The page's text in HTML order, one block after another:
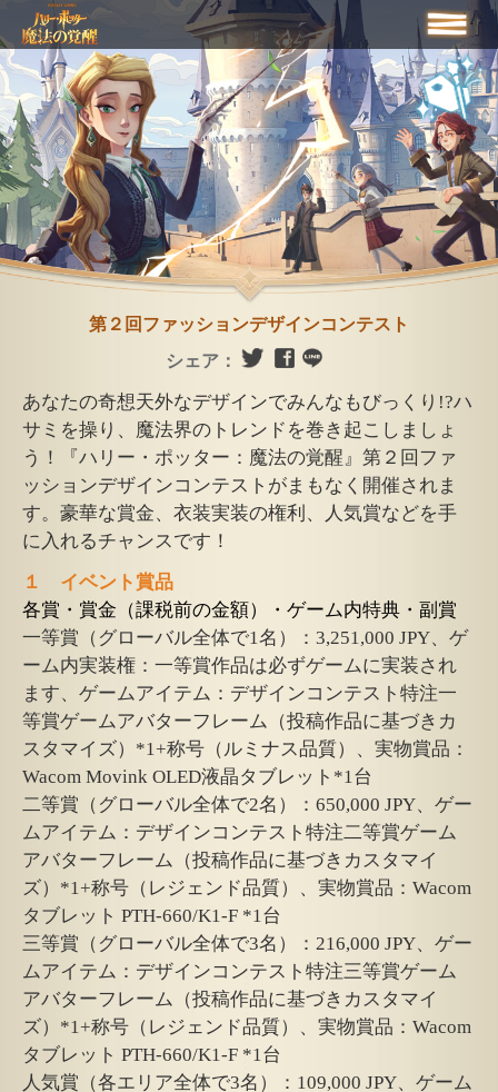
第２回ファッションデザインコンテスト
シェア：
あなたの奇想天外なデザインでみんなもびっくり!?ハ
サミを操り、魔法界のトレンドを巻き起こしましょ
う！『ハリー・ポッター：魔法の覚醒』第２回ファ
ッションデザインコンテストがまもなく開催されま
す。豪華な賞金、衣装実装の権利、人気賞などを手
に入れるチャンスです！
１ イベント賞品
各賞・賞金（課税前の金額）・ゲーム内特典・副賞
一等賞（グローバル全体で1名）：3,251,000 JPY、ゲ
ーム内実装権：一等賞作品は必ずゲームに実装され
ます、ゲームアイテム：デザインコンテスト特注一
等賞ゲームアバターフレーム（投稿作品に基づきカ
スタマイズ）*1+称号（ルミナス品質）、実物賞品：
Wacom Movink OLED液晶タブレット*1台
二等賞（グローバル全体で2名）：650,000 JPY、ゲー
ムアイテム：デザインコンテスト特注二等賞ゲーム
アバターフレーム（投稿作品に基づきカスタマイ
ズ）*1+称号（レジェンド品質）、実物賞品：Wacom
タブレット PTH-660/K1-F *1台
三等賞（グローバル全体で3名）：216,000 JPY、ゲー
ムアイテム：デザインコンテスト特注三等賞ゲーム
アバターフレーム（投稿作品に基づきカスタマイ
ズ）*1+称号（レジェンド品質）、実物賞品：Wacom
タブレット PTH-660/K1-F *1台
人気賞（各エリア全体で3名）：109,000 JPY、ゲーム